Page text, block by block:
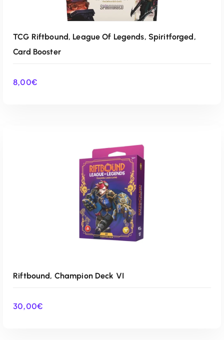
TCG Riftbound, League Of Legends, Spiritforged,
Card Booster
8,00€
Riftbound, Champion Deck VI
30,00€